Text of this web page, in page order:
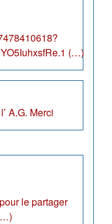
(…)
A.G. Merci
le partager